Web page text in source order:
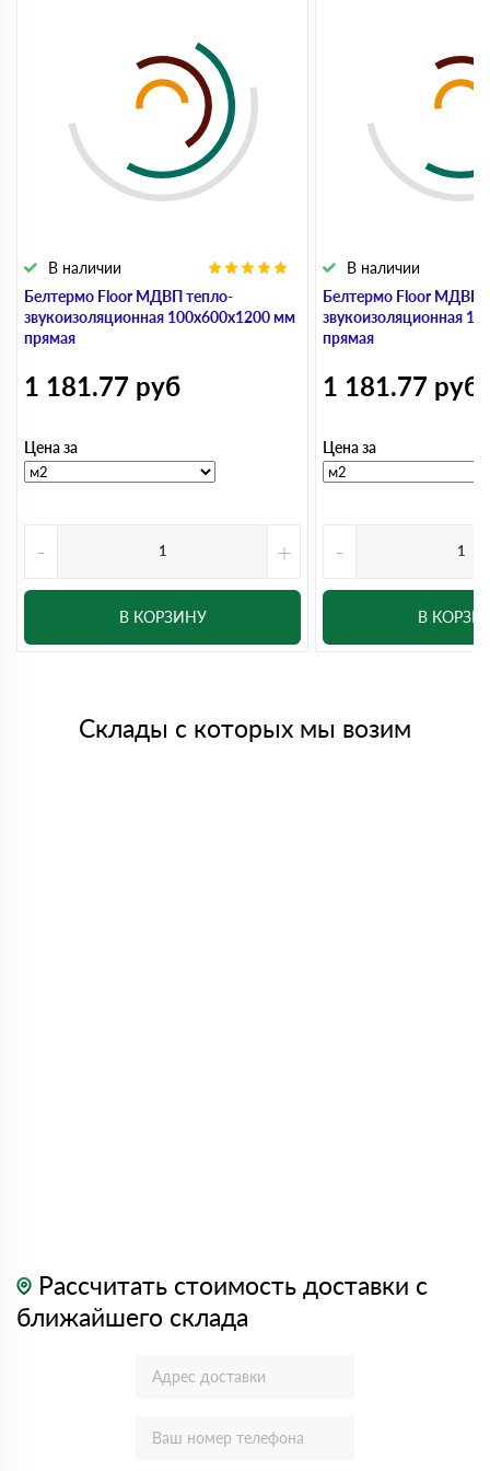
Белтермо Floor МДВП тепло-
звукоизоляционная 100х600х1200 мм
прямая
В наличии
1 181.77 руб
Цена за
- +
В КОРЗИНУ
Белтермо Floor МДВП
звукоизоляционная
прямая
В наличии
1 181.77 руб
Цена за
-
В
Склады с которых мы возим
Рассчитать стоимость доставки с
ближайшего склада